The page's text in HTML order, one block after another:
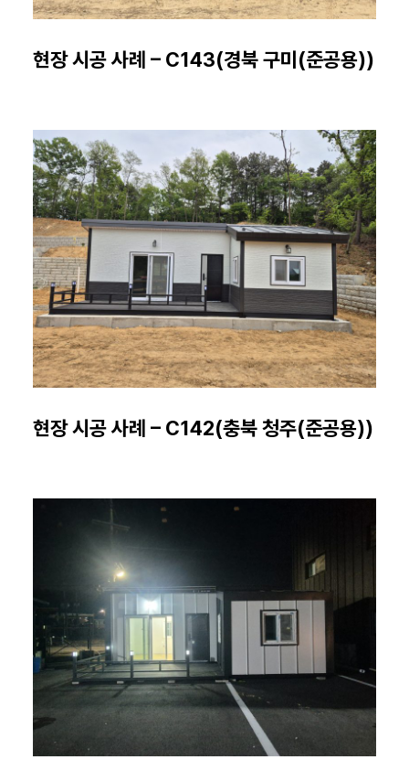
현장 시공 사례 – C143(경북 구미(준공용))
현장 시공 사례 – C142(충북 청주(준공용))